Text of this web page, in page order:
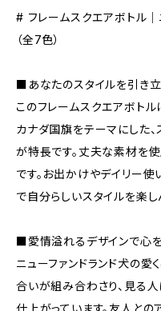
# フレームスクエアボトル｜
（全7色）
■あなたのスタイルを引き立
このフレームスクエアボトル
カナダ国旗をテーマにした
が特長です。丈夫な素材を
です。お出かけやデイリー使
で自分らしいスタイルを楽し
■愛情溢れるデザインで心を
ニューファンドランド犬の
合いが組み合わさり、見る
仕上がっています。友人との